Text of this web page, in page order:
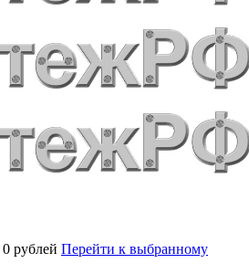
0 рублей Перейти к выбранному